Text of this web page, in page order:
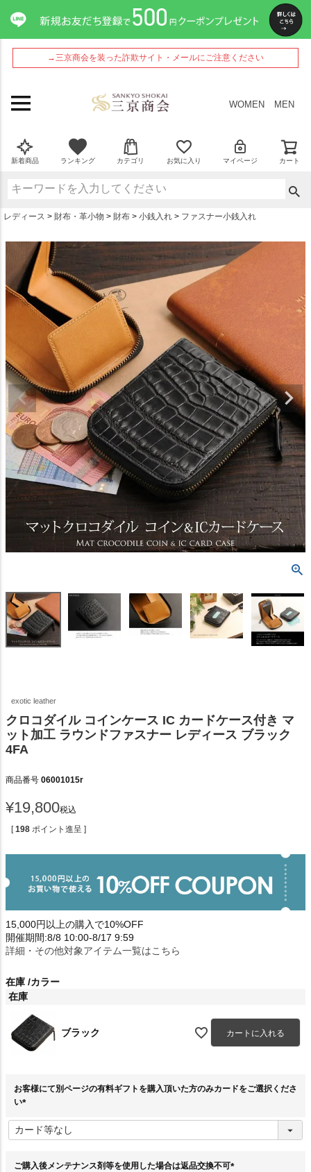
→三京商会を装った詐欺サイト・メールにご注意ください
WOMEN MEN
新着商品 ランキング カテゴリ お気に入り マイページ カート
レディース 財布・革小物 財布 小銭入れ ファスナー小銭入れ
exotic leather
クロコダイル コインケース IC カードケース付き マ
ット加工 ラウンドファスナー レディース ブラック
4FA
商品番号 06001015r
¥19,800税込
[ 198 ポイント進呈 ]
15,000円以上の購入で10%OFF
開催期間:8/8 10:00-8/17 9:59
詳細・その他対象アイテム一覧はこちら
在庫 カラー
在庫
ブラック カートに入れる
お客様にて別ページの有料ギフトを購入頂いた方のみカードをご選択くださ
い
必
須
ご購入後メンテナンス剤等を使用した場合は返品交換不可
ペー
ジト
ップ
へ